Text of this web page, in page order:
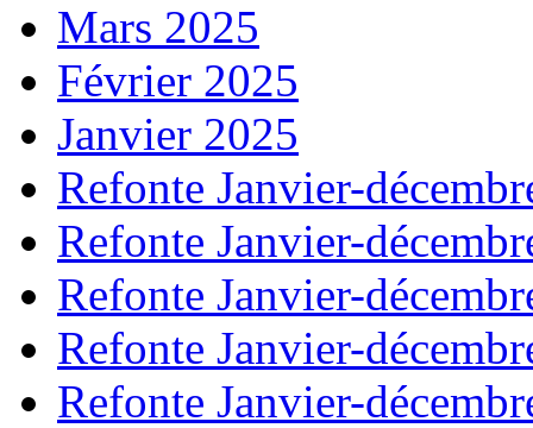
Mars 2025
Février 2025
Janvier 2025
Refonte Janvier-
Refonte Janvier-
Refonte Janvier-
Refonte Janvier-
Refonte Janvier-